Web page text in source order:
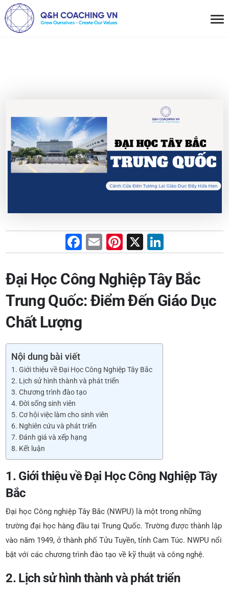
F
a
c
e
b
o
E
m
ai
l
Pi
nt
er
e
st
X
n
k
e
dI
Đại Học Công Nghiệp Tây Bắc
Trung Quốc: Điểm Đến Giáo Dục
Chất Lượng
Nội dung bài viết
1. Giới thiệu về Đại Học Công Nghiệp Tây Bắc
2. Lịch sử hình thành và phát triển
3. Chương trình đào tạo
4. Đời sống sinh viên
5. Cơ hội việc làm cho sinh viên
6. Nghiên cứu và phát triển
7. Đánh giá và xếp hạng
8. Kết luận
1. Giới thiệu về Đại Học Công Nghiệp Tây
Bắc
Đại học Công nghiệp Tây Bắc (NWPU) là một trong những
trường đại học hàng đầu tại Trung Quốc. Trường được thành lập
vào năm 1949, ở thành phố Tửu Tuyền, tỉnh Cam Túc. NWPU nổi
bật với các chương trình đào tạo về kỹ thuật và công nghệ.
2. Lịch sử hình thành và phát triển